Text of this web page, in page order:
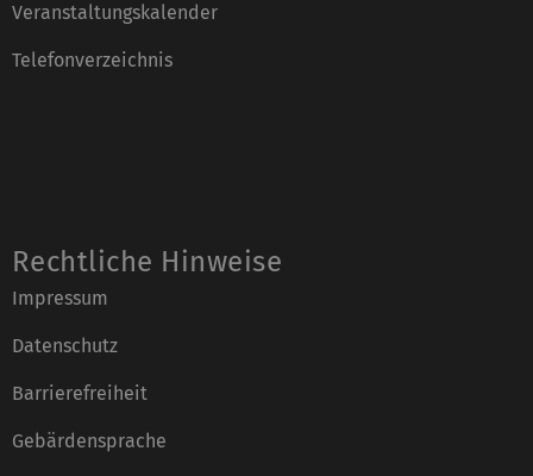
Veranstaltungskalender
Telefonverzeichnis
Rechtliche Hinweise
Impressum
Datenschutz
Barrierefreiheit
Gebärdensprache